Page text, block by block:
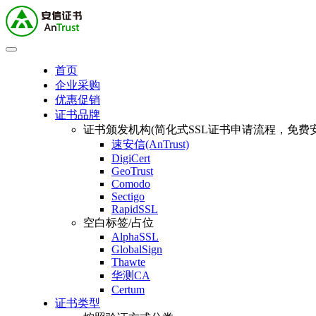
首页
企业采购
优惠促销
证书品牌
证书颁发机构(简化式SSL证书申请流程，免费
速安信(AnTrust)
DigiCert
GeoTrust
Comodo
Sectigo
RapidSSL
空白标签/占位
AlphaSSL
GlobalSign
Thawte
华测CA
Certum
证书类型